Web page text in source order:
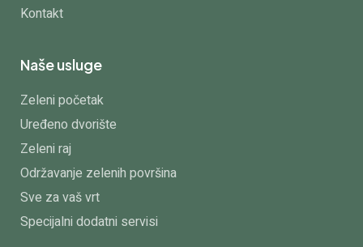
Kontakt
Naše usluge
Zeleni početak
Uređeno dvorište
Zeleni raj
Održavanje zelenih površina
Sve za vaš vrt
Specijalni dodatni servisi